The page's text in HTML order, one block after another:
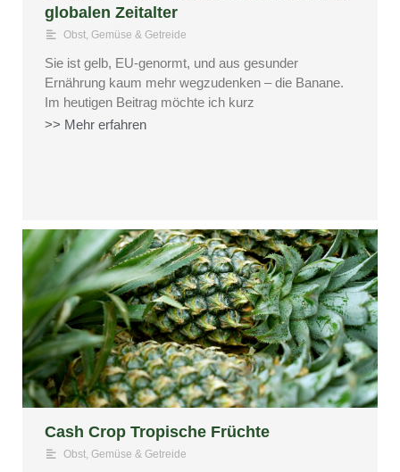
globalen Zeitalter
Obst, Gemüse & Getreide
Sie ist gelb, EU-genormt, und aus gesunder
Ernährung kaum mehr wegzudenken – die Banane.
Im heutigen Beitrag möchte ich kurz
>> Mehr erfahren
Cash Crop Tropische Früchte
Obst, Gemüse & Getreide